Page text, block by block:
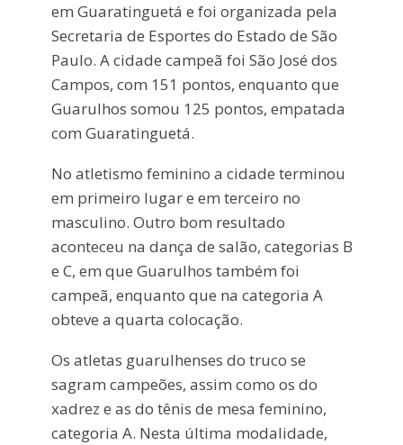
em Guaratinguetá e foi organizada pela
Secretaria de Esportes do Estado de São
Paulo. A cidade campeã foi São José dos
Campos, com 151 pontos, enquanto que
Guarulhos somou 125 pontos, empatada
com Guaratinguetá.
No atletismo feminino a cidade terminou
em primeiro lugar e em terceiro no
masculino. Outro bom resultado
aconteceu na dança de salão, categorias B
e C, em que Guarulhos também foi
campeã, enquanto que na categoria A
obteve a quarta colocação.
Os atletas guarulhenses do truco se
sagram campeões, assim como os do
xadrez e as do tênis de mesa feminino,
categoria A. Nesta última modalidade,